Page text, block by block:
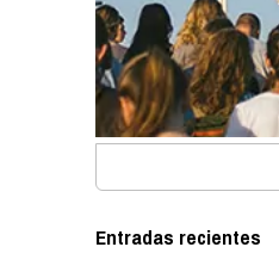
Entradas recientes